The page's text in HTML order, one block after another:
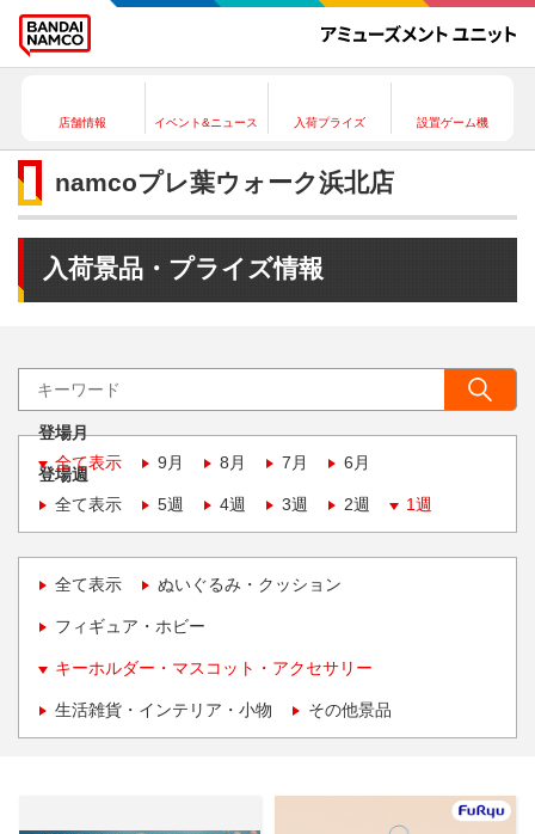
店舗情報 イベント&ニュース 入荷プライズ 設置ゲーム機
namcoプレ葉ウォーク浜北店
入荷景品・プライズ情報
登場月
全て表示
9月 8月 7月 6月
登場週
全て表示
5週 4週 3週 2週 1週
全て表示 ぬいぐるみ・クッション
フィギュア・ホビー
キーホルダー・マスコット・アクセサリー
生活雑貨・インテリア・小物 その他景品